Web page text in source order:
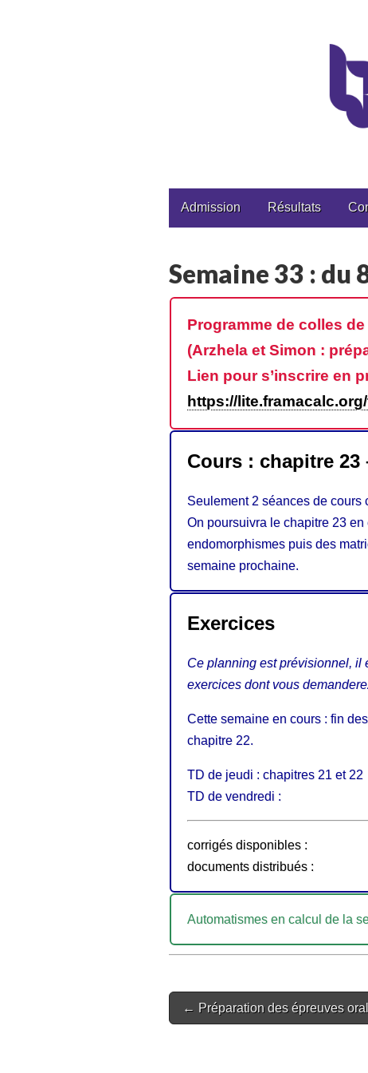
Main
menu
Admission Résultats
Semaine 33 : du
Programme de colles
(Arzhela et Simon :
Lien pour s’inscrire en
https://
Cours : chapitre 23
Seulement 2 séances de cours
On poursuivra le chapitre 23
endomorphismes puis des
semaine prochaine.
Exercices
Ce planning est prévisionnel, il
exercices dont vous
Cette semaine en cours : fin
chapitre 22.
TD de jeudi : chapitres 21 et 22
TD de vendredi :
corrigés disponibles :
documents distribués :
Automatismes en calcul de la
Post
navigation
← Préparation des épreuves